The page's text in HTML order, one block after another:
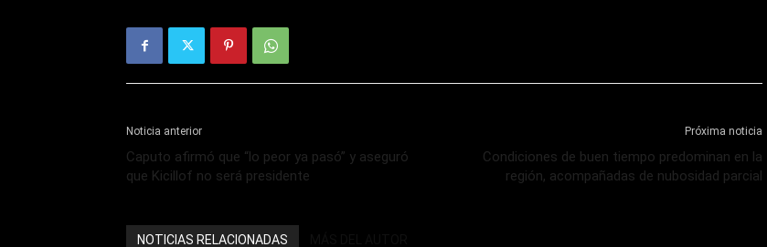
Noticia anterior
Caputo afirmó que “lo peor ya pasó” y aseguró
que Kicillof no será presidente
Próxima noticia
Condiciones de buen tiempo predominan en la
región, acompañadas de nubosidad parcial
NOTICIAS RELACIONADAS